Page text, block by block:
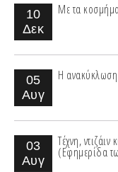
10
Δεκ
Με τα
05
Αυγ
Η
03
Αυγ
Τέχνη,
(Εφημερίδα